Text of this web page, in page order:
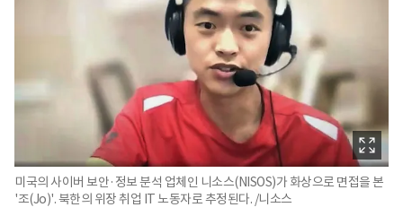
미국의 사이버 보안·정보 분석 업체인 니소스(NISOS)가 화상으로 면접을 본
'조(Jo)'. 북한의 위장 취업 IT 노동자로 추정된다. /니소스